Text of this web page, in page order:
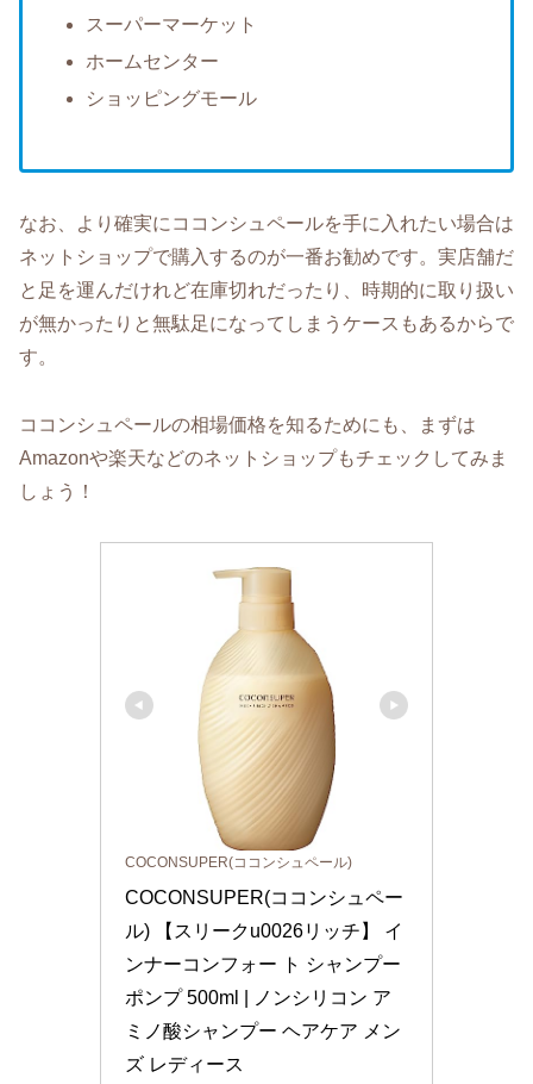
スーパーマーケット
ホームセンター
ショッピングモール
なお、より確実にココンシュペールを手に入れたい場合は
ネットショップで購入するのが一番お勧めです。実店舗だ
と足を運んだけれど在庫切れだったり、時期的に取り扱い
が無かったりと無駄足になってしまうケースもあるからで
す。
ココンシュペールの相場価格を知るためにも、まずは
Amazonや楽天などのネットショップもチェックしてみま
しょう！
COCONSUPER(ココンシュペール)
COCONSUPER(ココンシュペー
ル) 【スリークu0026リッチ】 イ
ンナーコンフォー ト シャンプー
ポンプ 500ml | ノンシリコン ア
ミノ酸シャンプー ヘアケア メン
ズ レディース